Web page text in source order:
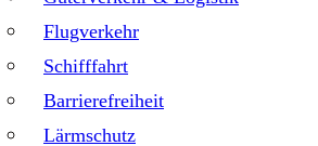
Flugverkehr
Schifffahrt
Barrierefreiheit
Lärmschutz